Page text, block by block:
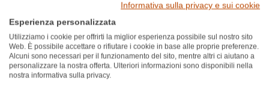
Informativa sulla privacy e sui cookie
Esperienza personalizzata
Utilizziamo i cookie per offrirti la miglior esperienza possibile sul nostro sito
Web. È possibile accettare o rifiutare i cookie in base alle proprie preferenze.
Alcuni sono necessari per il funzionamento del sito, mentre altri ci aiutano a
personalizzare la nostra offerta. Ulteriori informazioni sono disponibili nella
nostra informativa sulla privacy.